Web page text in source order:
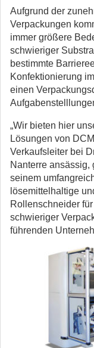
Aufgrund der
Verpackungen
immer größere
schwieriger
bestimmte
Konfektionierung
einen
„Wir bieten hier
Lösungen von
Verkaufsleiter bei
Nanterre ansässig,
seinem
lösemittelhaltige
Rollenschneider
schwieriger
führenden